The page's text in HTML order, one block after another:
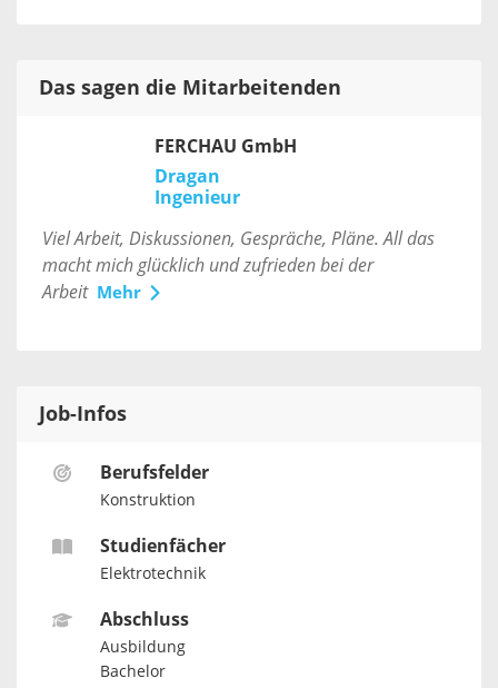
Das sagen die Mitarbeitenden
FERCHAU GmbH
Dragan
Ingenieur
Viel Arbeit, Diskussionen, Gespräche, Pläne. All das
macht mich glücklich und zufrieden bei der
Arbeit Mehr
Job-Infos
Berufsfelder
Konstruktion
Studienfächer
Elektrotechnik
Abschluss
Ausbildung
Bachelor